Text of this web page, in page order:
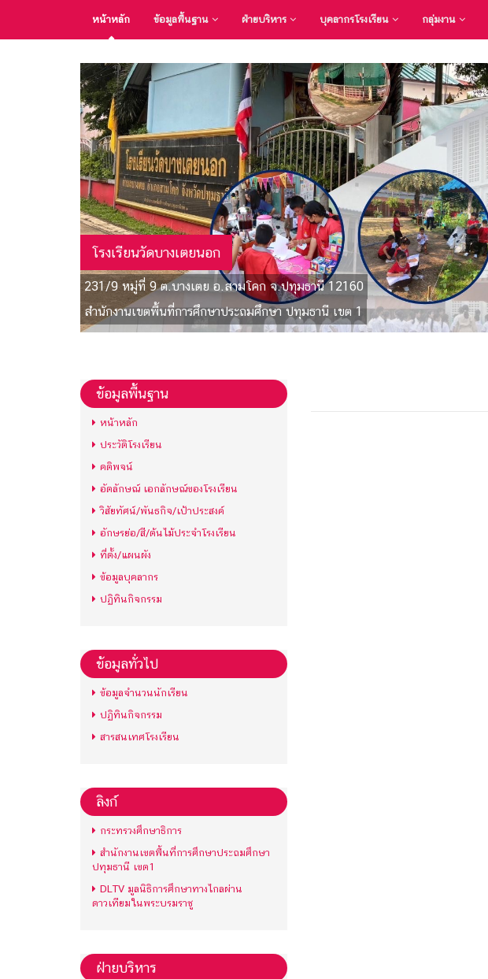
หน้าหลัก ข้อมูลพื้นฐาน ฝ่ายบริหาร บุคลากรโรงเรียน กลุ่มงาน
โรงเรียนวัดบางเตยนอก
231/9 หมู่ที่ 9 ต.บางเตย อ.สามโคก จ.ปทุมธานี 12160
สำนักงานเขตพื้นที่การศึกษาประถมศึกษา ปทุมธานี เขต 1
ข้อมูลพื้นฐาน
หน้าหลัก
ประวัติโรงเรียน
คติพจน์
อัตลักษณ์ เอกลักษณ์ของโรงเรียน
วิสัยทัศน์/พันธกิจ/เป้าประสงค์
อักษรย่อ/สี/ต้นไม้ประจำโรงเรียน
ที่ตั้ง/แผนผัง
ข้อมูลบุคลากร
ปฏิทินกิจกรรม
ข้อมูลทั่วไป
ข้อมูลจำนวนนักเรียน
ปฏิทินกิจกรรม
สารสนเทศโรงเรียน
ลิงก์
กระทรวงศึกษาธิการ
สำนักงานเขตพื้นที่การศึกษาประถมศึกษา
ปทุมธานี เขต1
DLTV มูลนิธิการศึกษาทางไกลผ่าน
ดาวเทียมในพระบรมราชู
ฝ่ายบริหาร